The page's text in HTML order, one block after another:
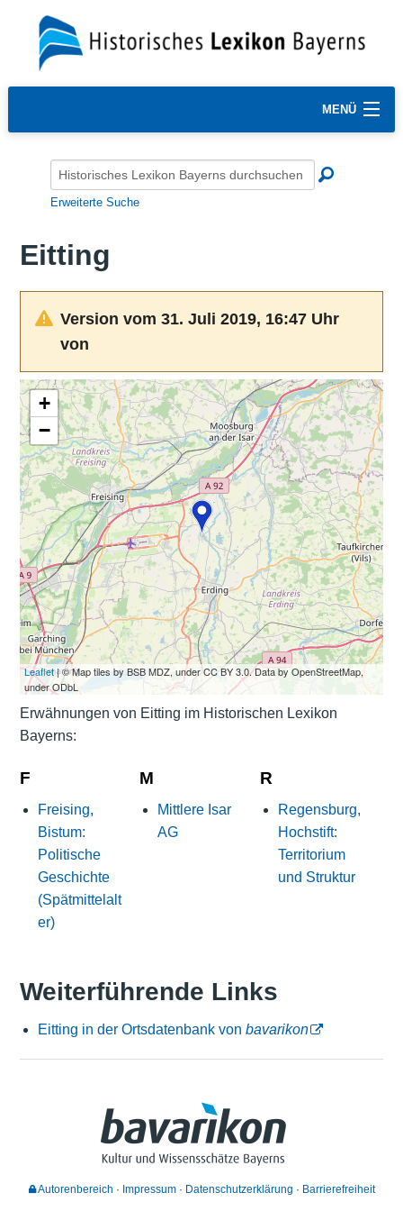
MENÜ
Erweiterte Suche
Eitting
Version vom 31. Juli 2019, 16:47 Uhr
von
+
−
Leaflet| © Map tiles by BSB MDZ, under CC BY 3.0. Data by OpenStreetMap,
under ODbL
Erwähnungen von Eitting im Historischen Lexikon
Bayerns:
F
Freising,
Bistum:
Politische
Geschichte
(Spätmittelalt
er)
M
Mittlere Isar
AG
R
Regensburg,
Hochstift:
Territorium
und Struktur
Weiterführende Links
Eitting in der Ortsdatenbank von bavarikon
Autorenbereich Impressum Datenschutzerklärung Barrierefreiheit